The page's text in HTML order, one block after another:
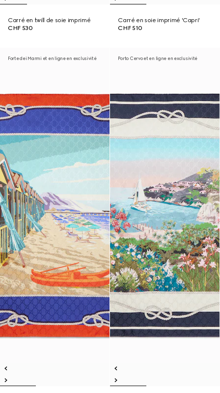
Carré en twill de soie imprimé
CHF 530
Carré en soie imprimé 'Capri'
CHF 510
Forte dei Marmi et en ligne en exclusivité Porto Cervo et en ligne en exclusivité